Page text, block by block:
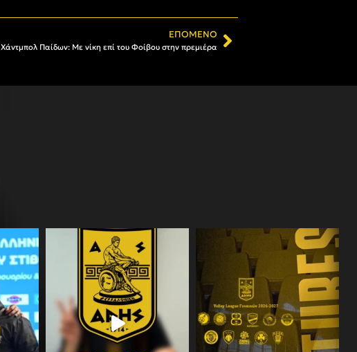
ΕΠΌΜΕΝΟ
Χάντμπολ Παίδων: Με νίκη επί του Φοίβου στην πρεμιέρα